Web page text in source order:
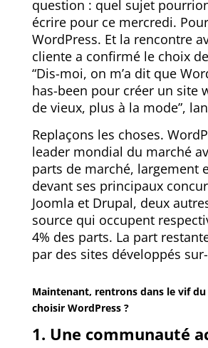
question : quel sujet
écrire pour ce mercredi.
WordPress. Et la rencontre
cliente a confirmé le choix
“Dis-moi, on m’a dit que
has-been pour créer un site
de vieux, plus à la mode”,
Replaçons les choses.
leader mondial du marché
parts de marché, largement
devant ses principaux
Joomla et Drupal, deux
source qui occupent
4% des parts. La part
par des sites développés
Maintenant, rentrons dans le vif
choisir WordPress ?
1. Une communauté